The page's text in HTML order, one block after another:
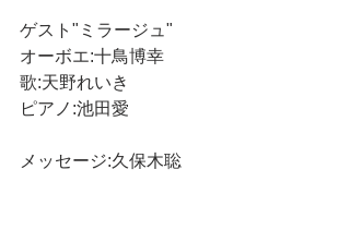
ゲスト"ミラージュ"
オーボエ:十鳥博幸
歌:天野れいき
ピアノ:池田愛
メッセージ:久保木聡